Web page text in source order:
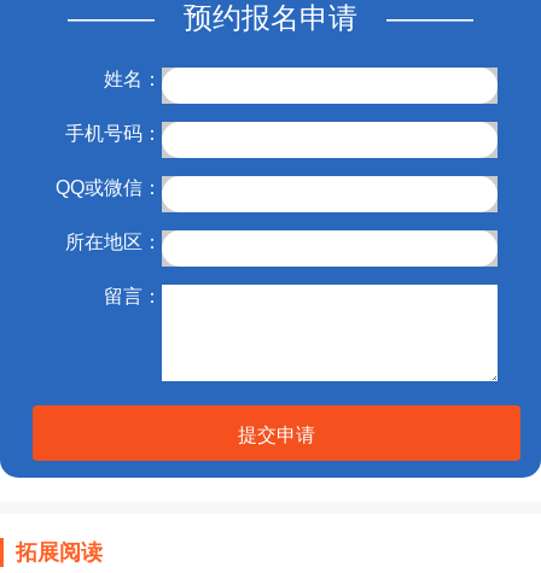
——— 预约报名申请 ———
姓名：
手机号码：
QQ或微信：
所在地区：
留言：
提交申请
拓展阅读